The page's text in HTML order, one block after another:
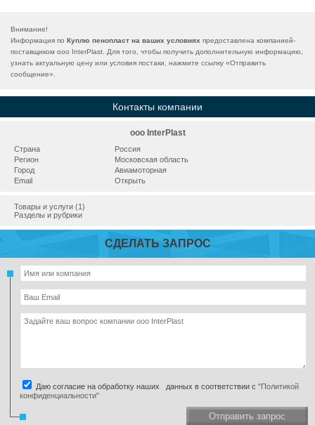
Внимание!
Информация по Куплю пенопласт на ваших условиях предоставлена компанией-
поставщиком ooo InterPlast. Для того, чтобы получить дополнительную информацию,
узнать актуальную цену или условия постаки, нажмите ссылку «Отправить
сообщение».
Контакты компании
ooo InterPlast
Страна
Россия
Регион
Московская область
Город
Авиамоторная
Email
Открыть
Товары и услуги (1)
Разделы и рубрики
СДЕЛАТЬ ЗАПРОС
Даю согласие на обработку наших данных в соответствии с "Политикой
конфиденциальности"
Отправить запрос